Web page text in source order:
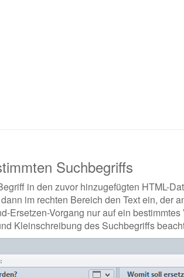
Suchbegriffs
in den zuvor hinzugefügten HTML-
im rechten Bereich den Text ein, der
Ersetzen-Vorgang nur auf ein
Kleinschreibung des Suchbegriffs